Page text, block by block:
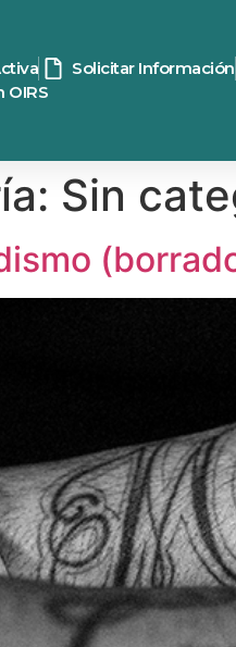
Solicitar Información
OIRS
Sin